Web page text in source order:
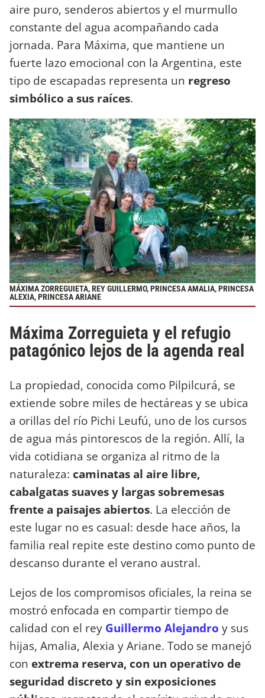
aire puro, senderos abiertos y el murmullo
constante del agua acompañando cada
jornada. Para Máxima, que mantiene un
fuerte lazo emocional con la Argentina, este
tipo de escapadas representa un regreso
simbólico a sus raíces.
MÁXIMA ZORREGUIETA, REY GUILLERMO, PRINCESA AMALIA, PRINCESA
ALEXIA, PRINCESA ARIANE
Máxima Zorreguieta y el refugio
patagónico lejos de la agenda real
La propiedad, conocida como Pilpilcurá, se
extiende sobre miles de hectáreas y se ubica
a orillas del río Pichi Leufú, uno de los cursos
de agua más pintorescos de la región. Allí, la
vida cotidiana se organiza al ritmo de la
naturaleza: caminatas al aire libre,
cabalgatas suaves y largas sobremesas
frente a paisajes abiertos. La elección de
este lugar no es casual: desde hace años, la
familia real repite este destino como punto de
descanso durante el verano austral.
Lejos de los compromisos oficiales, la reina se
mostró enfocada en compartir tiempo de
calidad con el rey Guillermo Alejandro y sus
hijas, Amalia, Alexia y Ariane. Todo se manejó
con extrema reserva, con un operativo de
seguridad discreto y sin exposiciones